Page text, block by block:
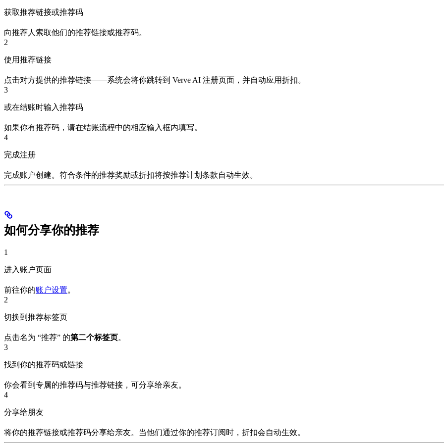
获取推荐链接或推荐码
向推荐人索取他们的推荐链接或推荐码。
2
使用推荐链接
点击对方提供的推荐链接——系统会将你跳转到 Verve AI 注册页面，并自动应用折扣。
3
或在结账时输入推荐码
如果你有推荐码，请在结账流程中的相应输入框内填写。
4
完成注册
完成账户创建。符合条件的推荐奖励或折扣将按推荐计划条款自动生效。
如何分享你的推荐
1
进入账户页面
前往你的账户设置。
2
切换到推荐标签页
点击名为 “推荐” 的第二个标签页。
3
找到你的推荐码或链接
你会看到专属的推荐码与推荐链接，可分享给亲友。
4
分享给朋友
将你的推荐链接或推荐码分享给亲友。当他们通过你的推荐订阅时，折扣会自动生效。